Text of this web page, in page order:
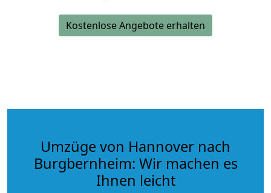
Kostenlose Angebote erhalten
Umzüge von Hannover nach
Burgbernheim: Wir machen es
Ihnen leicht